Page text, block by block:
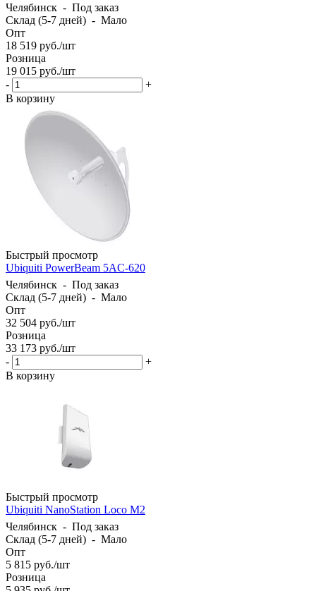
Челябинск - Под заказ
Склад (5-7 дней) - Мало
Опт
18 519 руб./шт
Розница
19 015 руб./шт
-
+
В корзину
Быстрый просмотр
Ubiquiti PowerBeam 5AC-620
Челябинск - Под заказ
Склад (5-7 дней) - Мало
Опт
32 504 руб./шт
Розница
33 173 руб./шт
-
+
В корзину
Быстрый просмотр
Ubiquiti NanoStation Loco M2
Челябинск - Под заказ
Склад (5-7 дней) - Мало
Опт
5 815 руб./шт
Розница